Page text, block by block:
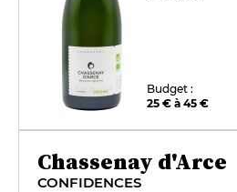
Budget :
25 € à 45 €
Chassenay d'Arce
CONFIDENCES